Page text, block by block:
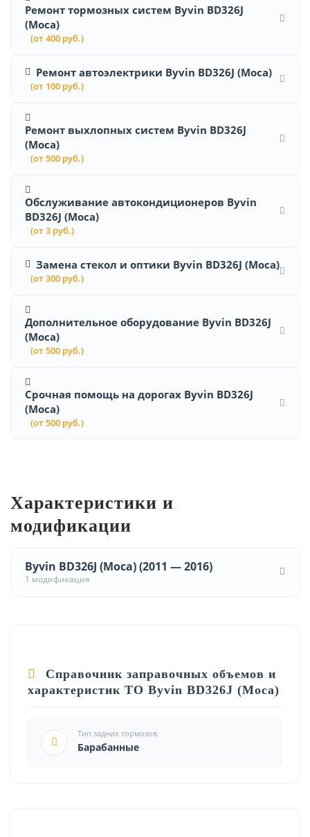
Ремонт тормозных систем Byvin BD326J
(Moca)
(от 400 руб.)
Ремонт автоэлектрики Byvin BD326J (Moca)
(от 100 руб.)
Ремонт выхлопных систем Byvin BD326J
(Moca)
(от 500 руб.)
Обслуживание автокондиционеров Byvin
BD326J (Moca)
(от 3 руб.)
Замена стекол и оптики Byvin BD326J (Moca)
(от 300 руб.)
Дополнительное оборудование Byvin BD326J
(Moca)
(от 500 руб.)
Срочная помощь на дорогах Byvin BD326J
(Moca)
(от 500 руб.)
Характеристики и
модификации
Byvin BD326J (Moca) (2011 — 2016)
1 модификация
Справочник заправочных объемов и
характеристик ТО Byvin BD326J (Moca)
Тип задних тормозов
Барабанные